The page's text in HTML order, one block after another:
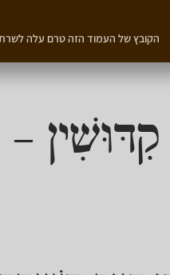
הקובץ של העמוד הזה טרם עלה לשרת